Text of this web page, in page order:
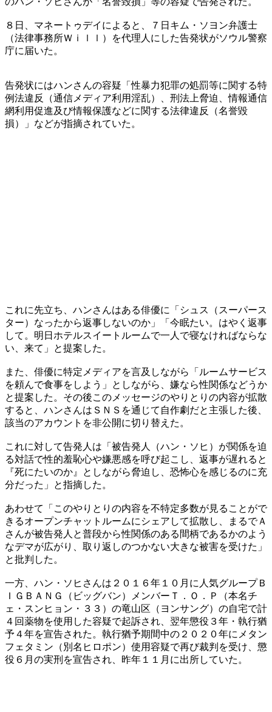
８日、マネートゥデイによると、７日キム・ソヨン弁護士
（法律事務所Ｗｉｌｌ）を代理人にした告発状がソウル警察
庁に届いた。
告発状にはハンさんの容疑「性暴力犯罪の処罰等に関する特
例法違反（通信メディア利用淫乱）、刑法上脅迫、情報通信
網利用促進及び情報保護などに関する法律違反（名誉毀
損）」などが指摘されていた。
これに先立ち、ハンさんはある俳優に「シュス（スーパース
ター）なったから返事しないのか」「今眠たい。はやく返事
して。明日ホテルスイートルームで一人で寝なければならな
い、来て」と提案した。
また、俳優に特定メディアを言及しながら「ルームサービス
を頼んで食事をしよう」としながら、嫌なら性関係などうか
と提案した。その後このメッセージのやりとりの内容が拡散
すると、ハンさんはＳＮＳを通じて自作劇だと主張した後、
該当のアカウントを非公開に切り替えた。
これに対して告発人は「被告発人（ハン・ソヒ）が関係を迫
る対話で性的羞恥心や嫌悪感を呼び起こし、返事が遅れると
『死にたいのか』としながら脅迫し、恐怖心を感じるのに充
分だった」と指摘した。
あわせて「このやりとりの内容を不特定多数が見ることがで
きるオープンチャットルームにシェアして拡散し、まるでＡ
さんが被告発人と普段から性関係のある間柄であるかのよう
なデマが広がり、取り返しのつかない大きな被害を受けた」
と批判した。
一方、ハン・ソヒさんは２０１６年１０月に人気グループＢ
ＩＧＢＡＮＧ（ビッグバン）メンバーＴ．Ｏ．Ｐ（本名チ
ェ・スンヒョン・３３）の竜山区（ヨンサング）の自宅で計
４回薬物を使用した容疑で起訴され、翌年懲役３年・執行猶
予４年を宣告された。執行猶予期間中の２０２０年にメタン
フェタミン（別名ヒロポン）使用容疑で再び裁判を受け、懲
役６月の実刑を宣告され、昨年１１月に出所していた。